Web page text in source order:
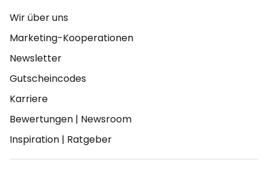
Wir über uns
Marketing-Kooperationen
Newsletter
Gutscheincodes
Karriere
Bewertungen | Newsroom
Inspiration | Ratgeber